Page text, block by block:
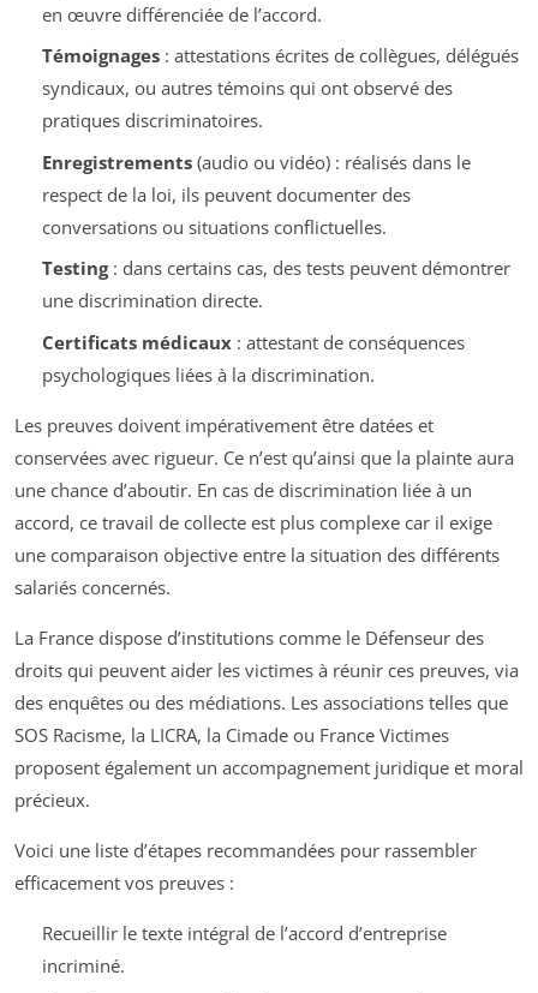
en œuvre différenciée de l’accord.
Témoignages: attestations écrites de collègues, délégués
syndicaux, ou autres témoins qui ont observé des
pratiques discriminatoires.
Enregistrements(audio ou vidéo) : réalisés dans le
respect de la loi, ils peuvent documenter des
conversations ou situations conflictuelles.
Testing: dans certains cas, des tests peuvent démontrer
une discrimination directe.
Certificats médicaux: attestant de conséquences
psychologiques liées à la discrimination.
Les preuves doivent impérativement être datées et
conservées avec rigueur. Ce n’est qu’ainsi que la plainte aura
une chance d’aboutir. En cas de discrimination liée à un
accord, ce travail de collecte est plus complexe car il exige
une comparaison objective entre la situation des différents
salariés concernés.
La France dispose d’institutions comme le Défenseur des
droits qui peuvent aider les victimes à réunir ces preuves, via
des enquêtes ou des médiations. Les associations telles que
SOS Racisme, la LICRA, la Cimade ou France Victimes
proposent également un accompagnement juridique et moral
précieux.
Voici une liste d’étapes recommandées pour rassembler
efficacement vos preuves :
Recueillir le texte intégral de l’accord d’entreprise
incriminé.